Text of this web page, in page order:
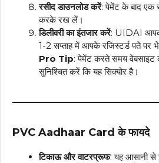
रसीद डाउनलोड करें: पेमेंट के बाद एक
करके रख लें।
डिलीवरी का इंतजार करें: UIDAI
1-2 सप्ताह में आपके रजिस्टर्ड पते पर
Pro Tip: पेमेंट करते समय
सुनिश्चित करें कि यह सिक्योर है।
PVC Aadhaar Card के फायदे
टिकाऊ और वाटरप्रूफ: यह आसानी से